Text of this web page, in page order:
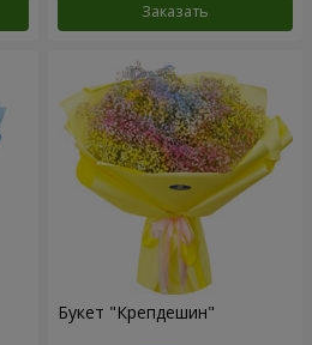
Заказать
Букет "Крепдешин"